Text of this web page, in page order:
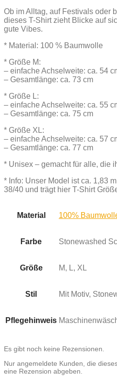
Ob im Alltag, auf Festivals oder
dieses T-Shirt zieht Blicke auf
gute Vibes.
* Material: 100 % Baumwolle
* Größe M:
– einfache Achselweite: ca. 54
– Gesamtlänge: ca. 73 cm
* Größe L:
– einfache Achselweite: ca. 55
– Gesamtlänge: ca. 75 cm
* Größe XL:
– einfache Achselweite: ca. 57
– Gesamtlänge: ca. 77 cm
* Unisex – gemacht für alle, die
* Info: Unser Model ist ca. 1,83
38/40 und trägt hier T-Shirt
Material 100%
Farbe Stonewashed
Größe M, L, XL
Stil Mit Motiv,
Pflegehinweis
Es gibt noch keine Rezensionen.
Nur angemeldete Kunden, die
eine Rezension abgeben.